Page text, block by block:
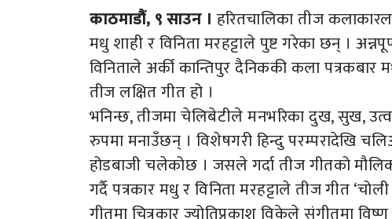
काठमाडौं, ९ साउन । हरितचालिका तीज
मधु शाही र विनिता मरहट्टाले पुष्ट गरेका छन् ।
विनिताले अर्की कान्तिपुर दैनिककी कला
तीज लक्षित गीत हो ।
भनिन्छ, तीजमा चेलिबेटीले मनभरिका दुख, सुख,
रुपमा मनाउँछन् । विशेषगरी हिन्दु परम्परादेखि
होडबाजी चलेकोछ । जसले गर्दा तीज गीतको
गर्दै पत्रकार मधु र विनिता मरहट्टाले तीज गीत